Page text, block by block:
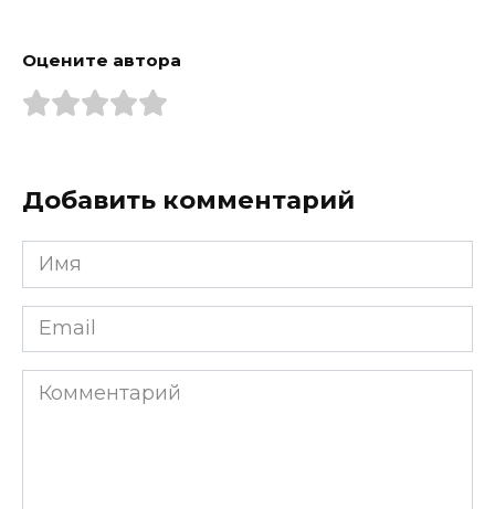
Оцените автора
Добавить комментарий
Имя
*
Email
*
Комментарий